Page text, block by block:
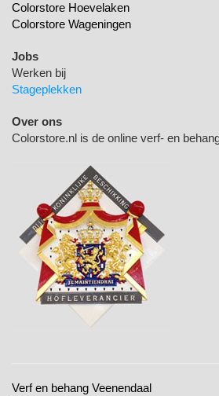
Colorstore Hoevelaken
Colorstore Wageningen
Jobs
Werken bij
Stageplekken
Over ons
Colorstore.nl is de online verf- en
Verf en behang Veenendaal